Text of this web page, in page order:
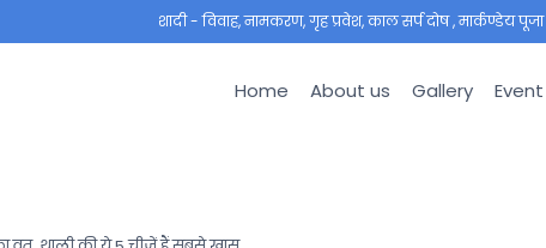
शादी - विवाह, नामकरण, गृह प्रवेश, काल सर्प दोष , मार्कण्डेय
Home About us Gallery Event